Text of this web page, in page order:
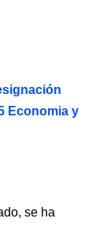
Economia y
se ha